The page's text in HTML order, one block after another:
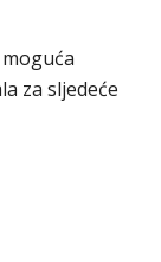
za sljedeće